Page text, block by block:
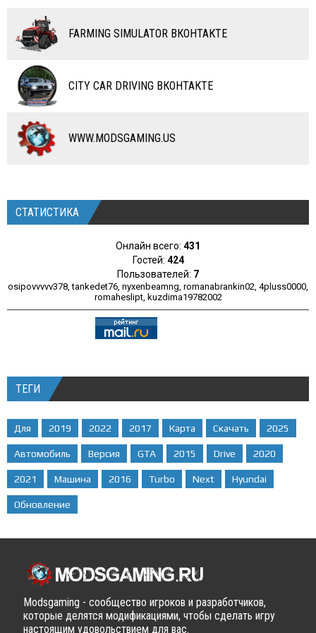
RC ТРАНСПОРТ
КАРТЫ
ЧИТЫ
ПРОГРАММЫ
РАЗНОЕ
FARMING SIMULATOR ВКОНТАКТЕ
CITY CAR DRIVING ВКОНТАКТЕ
WWW.MODSGAMING.US
СТАТИСТИКА
Онлайн всего: 431
Гостей: 424
Пользователей: 7
osipovvvvv378,tankedet76, nyxenbeamng, romanabrankin02, 4pluss0000,
romaheslipt, kuzdima19782002
ТЕГИ
Для 2019 2022 2017 Карта Скачать 2025
Автомобиль Версия GTA 2015 Drive 2020
2021 Машина 2016 Turbo Next Hyundai
Обновление
Modsgaming - сообщество игроков и разработчиков,
которые делятся модификациями, чтобы сделать игру
настоящим удовольствием для вас.